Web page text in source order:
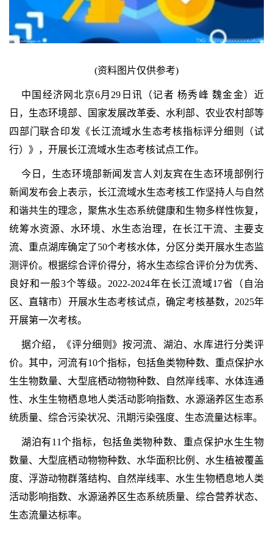
(资料图片仅供参考)
中国经济网北京6月29日讯（记者 杨秀峰 魏金金）近
日，生态环境部、国家发展改革委、水利部、农业农村部等
四部门联合印发《长江流域水生态考核指标评分细则（试
行）》，开展长江流域水生态考核试点工作。
今日，生态环境部新闻发言人刘友宾在生态环境部例行
新闻发布会上表示，长江流域水生态考核工作坚持人与自然
和谐共生的理念，聚焦水生态系统健康和生物多样性恢复，
统筹水资源、水环境、水生态治理，在长江干流、主要支
流、重点湖库确定了50个考核水体，分区分类开展水生态监
测评价。根据综合评价得分，将水生态综合评价分为优秀、
良好和一般3个等级。2022-2024年在长江流域17省（自治
区、直辖市）开展水生态考核试点，确定考核基数，2025年
开展第一次考核。
据介绍，《评分细则》按河流、湖泊、水库进行分类评
价。其中，河流有10个指标，包括鱼类物种数、重点保护水
生生物数量、大型底栖动物物种数、自然岸线率、水体连通
性、水生生物栖息地人类活动影响指数、水源涵养区生态系
统质量、综合污染状况、汛期污染强度、生态流量达标率。
湖泊有11个指标，包括鱼类物种数、重点保护水生生物
数量、大型底栖动物物种数、水华面积比例、水生植被覆盖
度、浮游动物群落结构、自然岸线率、水生生物栖息地人类
活动影响指数、水源涵养区生态系统质量、综合营养状态、
生态流量达标率。